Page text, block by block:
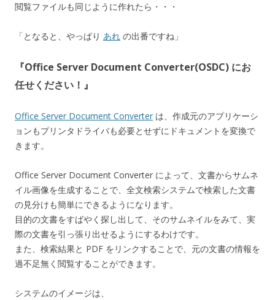
閲覧ファイルも同じように作れたら・・・
「となると、やっぱり あれ の出番ですね」
『Office Server Document Converter(OSDC) にお
任せください！』
Office Server Document Converter は、作成元のアプリケーシ
ョンもプリンタドライバも必要とせずにドキュメントを変換で
きます。
Office Server Document Converter によって、文書からサムネ
イル画像を生成することで、全文検索システムで検索した文書
の見分けも簡単にできるようになります。
目的の文書をすばやく探し出して、そのサムネイルをみて、実
際の文書を引っ張り出せるようにするわけです。
また、検索結果と PDF をリンクすることで、元の文書の情報を
過不足無く閲覧することができます。
システムのイメージは、